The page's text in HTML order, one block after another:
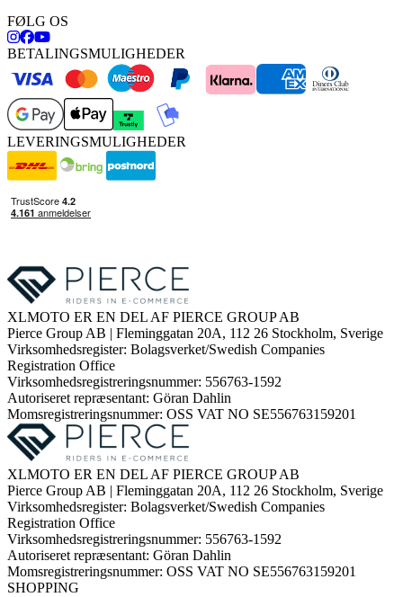
FØLG OS
BETALINGSMULIGHEDER
LEVERINGSMULIGHEDER
XLMOTO ER EN DEL AF PIERCE GROUP AB
Pierce Group AB | Fleminggatan 20A, 112 26 Stockholm, Sverige
Virksomhedsregister: Bolagsverket/Swedish Companies
Registration Office
Virksomhedsregistreringsnummer: 556763-1592
Autoriseret repræsentant: Göran Dahlin
Momsregistreringsnummer: OSS VAT NO SE556763159201
XLMOTO ER EN DEL AF PIERCE GROUP AB
Pierce Group AB | Fleminggatan 20A, 112 26 Stockholm, Sverige
Virksomhedsregister: Bolagsverket/Swedish Companies
Registration Office
Virksomhedsregistreringsnummer: 556763-1592
Autoriseret repræsentant: Göran Dahlin
Momsregistreringsnummer: OSS VAT NO SE556763159201
SHOPPING